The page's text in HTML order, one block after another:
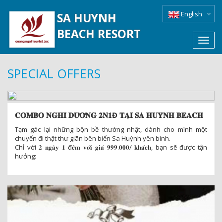
SA HUYNH
BEACH RESORT
English
SPECIAL OFFERS
𝐂𝐎𝐌𝐁𝐎 𝐍𝐆𝐇𝐈̉ 𝐃𝐔̛𝐎̛̃𝐍𝐆 𝟐𝐍𝟏Đ 𝐓𝐀̣𝐈 𝐒𝐀 𝐇𝐔𝐘̀𝐍𝐇 𝐁𝐄𝐀𝐂𝐇
𝐑𝐄𝐒𝐎𝐑𝐓
Tạm gác lại những bộn bề thường nhật, dành cho mình một
chuyến đi thật thư giãn bên biển Sa Huỳnh yên bình.
Chỉ với 𝟐 𝐧𝐠𝐚̀𝐲 𝟏 đ𝐞̂𝐦 𝐯𝐨̛́𝐢 𝐠𝐢𝐚́ 𝟗𝟗𝟗.𝟎𝟎𝟎/ 𝐤𝐡𝐚́𝐜𝐡, bạn sẽ được tận
hưởng:
Không gian nghỉ dưỡng sát biển
Welcome drink chào đón khi nhận phòng
Phòng nghỉ tiện nghi, thoải mái
01 bữa cơm mang hương vị gia đình đậm chất Việt Nam
Thưởng thức buffet sáng/alacarte mỗi ngày